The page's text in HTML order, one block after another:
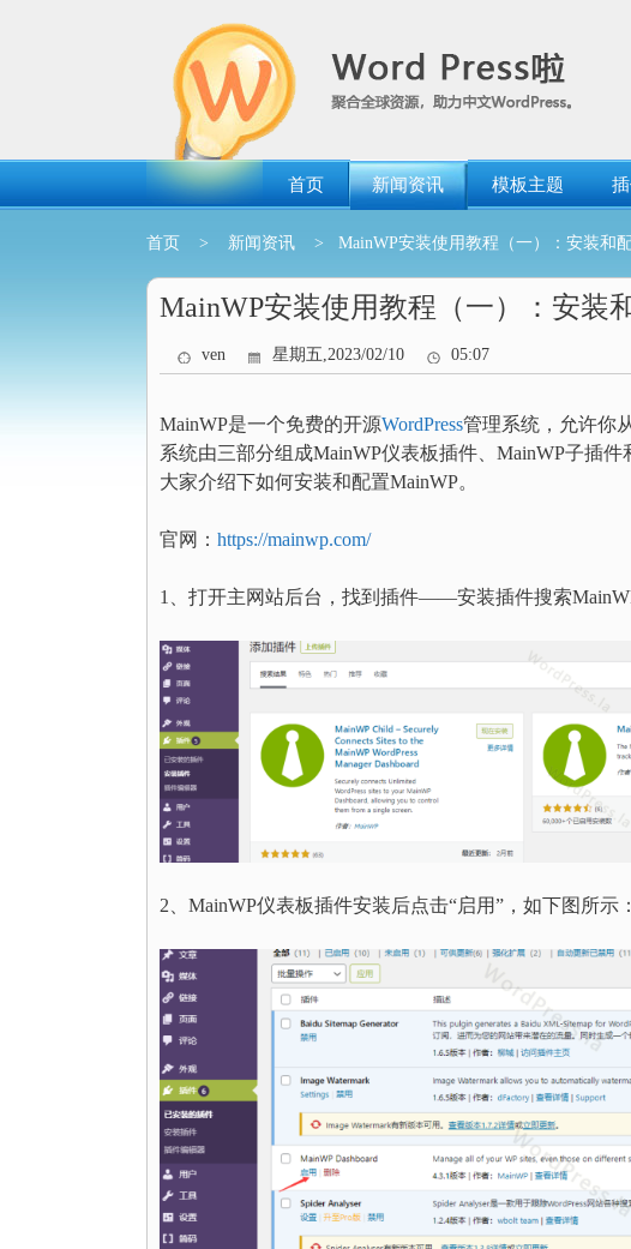
首页 新闻资讯 模板主题
首页 > 新闻资讯 > MainWP安装使用教程（一）：安装和
MainWP安装使用教程（一）：安装
ven 星期五,2023/02/10 05:07
MainWP是一个免费的开源WordPress管理系统，允许你
系统由三部分组成MainWP仪表板插件、MainWP子插
大家介绍下如何安装和配置MainWP。
官网： https://mainwp.com/
1、打开主网站后台，找到插件——安装插件搜索
2、MainWP仪表板插件安装后点击“启用”，如下图所示：